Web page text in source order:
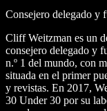
Consejero delegado y
Cliff Weitzman es un
consejero delegado y
n.º 1 del mundo, con
situada en el primer
y revistas. En 2017,
30 Under 30 por su